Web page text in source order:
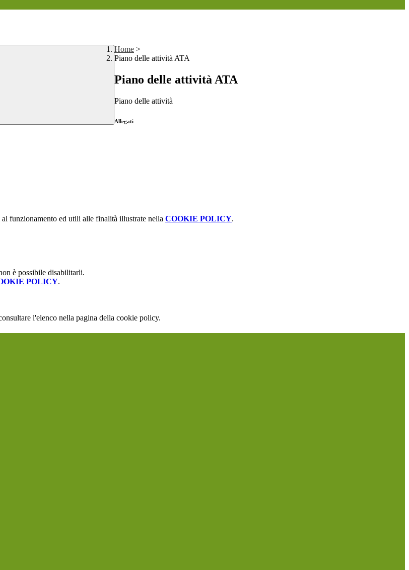
Home >
Piano delle attività ATA
Piano delle attività ATA
Piano delle attività
Allegati
funzionamento ed utili alle finalità illustrate nella COOKIE POLICY.
è possibile disabilitarli.
POLICY.
l'elenco nella pagina della cookie policy.